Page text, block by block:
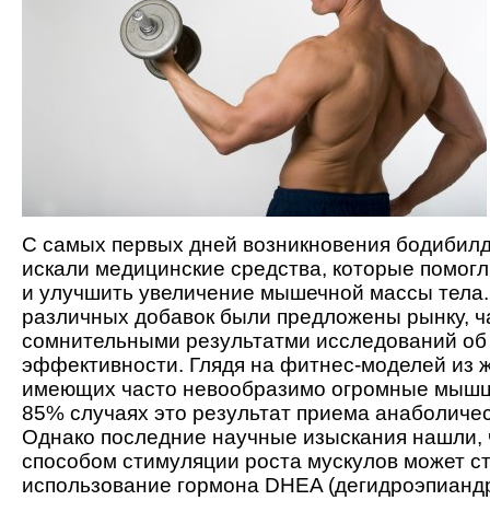
С самых первых дней возникновения
искали медицинские средства, которые
и улучшить увеличение мышечной массы
различных добавок были предложены рынку,
сомнительными результатми исследований
эффективности. Глядя на фитнес-моделей из
имеющих часто невообразимо огромные
85% случаях это результат приема
Однако последние научные изыскания
способом стимуляции роста мускулов может
использование гормона DHEA